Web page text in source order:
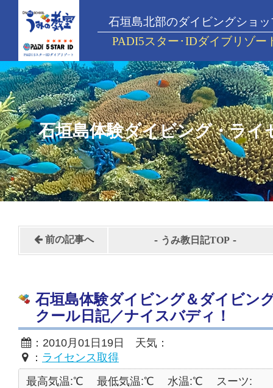
石垣島北部のダイビングショッ
PADI5スター･IDダイブリゾー
石垣島体験ダイビング・ライ
前の記事へ - うみ教日記TOP -
石垣島体験ダイビング＆ダイビン
クール日記／ナイスバディ！
：2010月01日19日 天気：
： ライセンス取得
最高気温:℃
最低気温:℃ 水温:℃ スーツ: